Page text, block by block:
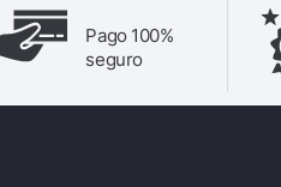
Pago 100%
seguro